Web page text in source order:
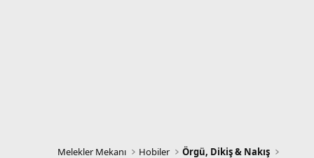
Melekler Mekanı Hobiler Örgü, Dikiş & Nakış